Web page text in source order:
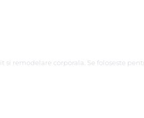
remodelare corporala. Se foloseste